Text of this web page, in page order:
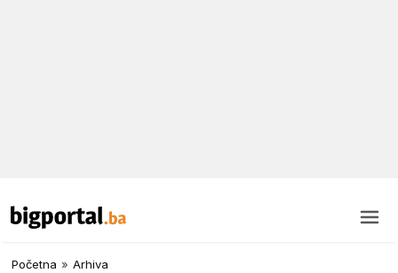
Početna » Arhiva